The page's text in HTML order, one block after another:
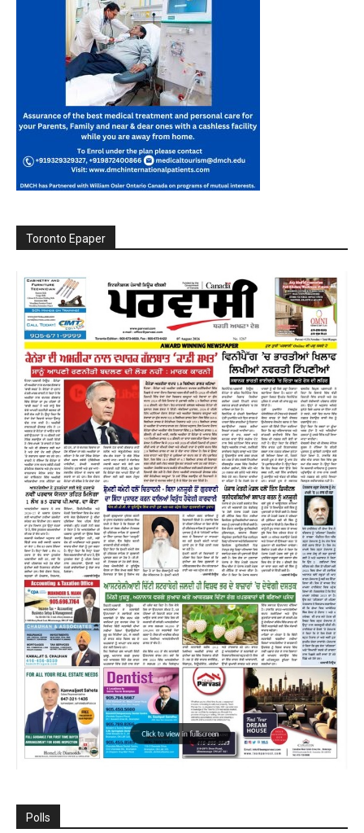
Toronto Epaper
Polls